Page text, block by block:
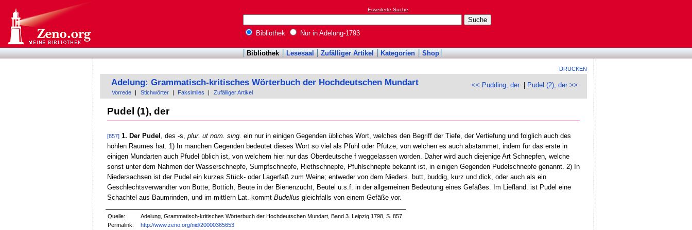
Erweiterte Suche
Bibliothek Nur in Adelung-1793
Bibliothek Lesesaal Zufälliger Artikel Kategorien Shop
DRUCKEN
<< Pudding, der Pudel (2), der >>
Adelung: Grammatisch-kritisches Wörterbuch der Hochdeutschen Mundart
Vorrede Stichwörter Faksimiles Zufälliger Artikel
Pudel (1), der
[857] 1. Der Pudel , des -s, plur. ut nom. sing. ein nur in einigen Gegenden übliches Wort, welches den Begriff der Tiefe, der Vertiefung und folglich auch des
hohlen Raumes hat. 1) In manchen Gegenden bedeutet dieses Wort so viel als Pfuhl oder Pfütze, von welchen es auch abstammet, indem für das erste in
einigen Mundarten auch Pfudel üblich ist, von welchem hier nur das Oberdeutsche f weggelassen worden. Daher wird auch diejenige Art Schnepfen, welche
sonst unter dem Nahmen der Wasserschnepfe, Sumpfschnepfe, Riethschnepfe, Pfuhlschnepfe bekannt ist, in einigen Gegenden Pudelschnepfe genannt. 2) In
Niedersachsen ist der Pudel ein kurzes Stück- oder Lagerfaß zum Weine; entweder von dem Nieders. butt, buddig, kurz und dick, oder auch als ein
Geschlechtsverwandter von Butte, Bottich, Beute in der Bienenzucht, Beutel u.s.f. in der allgemeinen Bedeutung eines Gefäßes. Im Liefländ. ist Pudel eine
Schachtel aus Baumrinden, und im mittlern Lat. kommt Budellus gleichfalls von einem Gefäße vor.
Quelle:
Adelung, Grammatisch-kritisches Wörterbuch der Hochdeutschen Mundart, Band 3. Leipzig 1798, S. 857.
Permalink:
http://www.zeno.org/nid/20000365653